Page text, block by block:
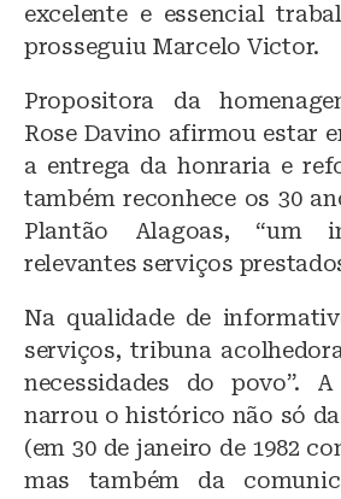
excelente e essencial
prosseguiu Marcelo Victor.
Propositora da
Rose Davino afirmou estar
a entrega da honraria e
também reconhece os 30
Plantão Alagoas, “um
relevantes serviços
Na qualidade de
serviços, tribuna
necessidades do povo”.
narrou o histórico não só da
(em 30 de janeiro de 1982
mas também da